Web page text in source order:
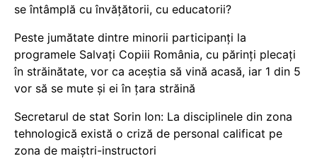
se întâmplă cu învățătorii, cu educatorii?
Peste jumătate dintre minorii participanți la
programele Salvați Copiii România, cu părinți plecați
în străinătate, vor ca aceștia să vină acasă, iar 1 din 5
vor să se mute și ei în țara străină
Secretarul de stat Sorin Ion: La disciplinele din zona
tehnologică există o criză de personal calificat pe
zona de maiștri-instructori